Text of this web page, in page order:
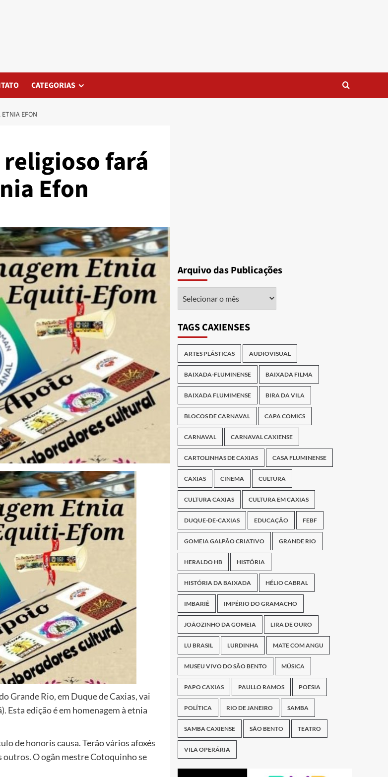
CATEGORIAS
EFON
fará
Efon
Grande Rio, em Duque de Caxias, vai
Esta edição é em homenagem à etnia
de honoris causa. Terão vários afoxés
outros. O ogãn mestre Cotoquinho se
Arquivo das Publicações
TAGS CAXIENSES
ARTES PLÁSTICAS AUDIOVISUAL
BAIXADA-FLUMINENSE BAIXADA FILMA
BAIXADA FLUMIMENSE BIRA DA VILA
BLOCOS DE CARNAVAL CAPA COMICS
CARNAVAL CARNAVAL CAXIENSE
CARTOLINHAS DE CAXIAS CASA FLUMINENSE
CAXIAS CINEMA CULTURA
CULTURA CAXIAS CULTURA EM CAXIAS
DUQUE-DE-CAXIAS EDUCAÇÃO FEBF
GOMEIA GALPÃO CRIATIVO GRANDE RIO
HERALDO HB HISTÓRIA
HISTÓRIA DA BAIXADA HÉLIO CABRAL
IMBARIÊ IMPÉRIO DO GRAMACHO
JOÃOZINHO DA GOMEIA LIRA DE OURO
LU BRASIL LURDINHA MATE COM ANGU
MUSEU VIVO DO SÃO BENTO MÚSICA
PAPO CAXIAS PAULLO RAMOS POESIA
POLÍTICA RIO DE JANEIRO SAMBA
SAMBA CAXIENSE SÃO BENTO TEATRO
VILA OPERÁRIA